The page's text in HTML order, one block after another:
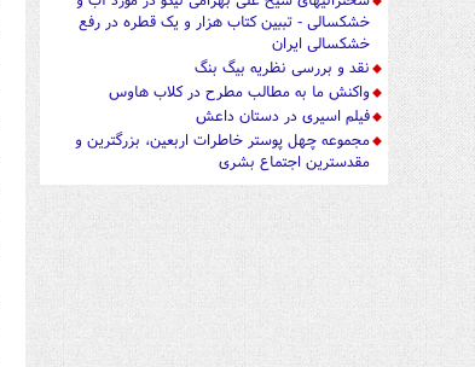
خشکسالی - تببین کتاب هزار و یک قطره در رفع
خشکسالی ایران
نقد و بررسی نظریه بیگ بنگ
واکنش ما به مطالب مطرح در کلاب هاوس
فیلم اسیری در دستان داعش
مجموعه چهل پوستر خاطرات اربعین، بزرگترین و
مقدسترین اجتماع بشری